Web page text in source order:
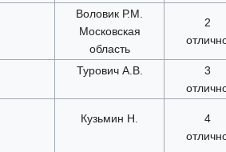
Воловик Р.М.
Московская
область
2
Турович А.В.
3
Кузьмин Н.
4